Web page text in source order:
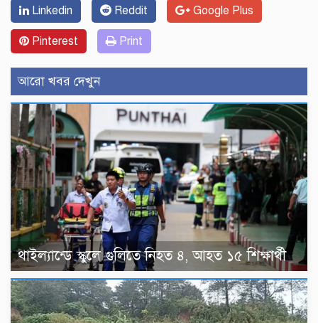
Linkedin Reddit Google Plus
Pinterest Print
আরো খবর দেখুন
থাইল্যান্ডে স্কুলে গুলিতে নিহত ৪, আহত ১৫ শিক্ষার্থী